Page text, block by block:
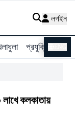
লগইন
প্রযুক্তি
লাখে কলকাতায়